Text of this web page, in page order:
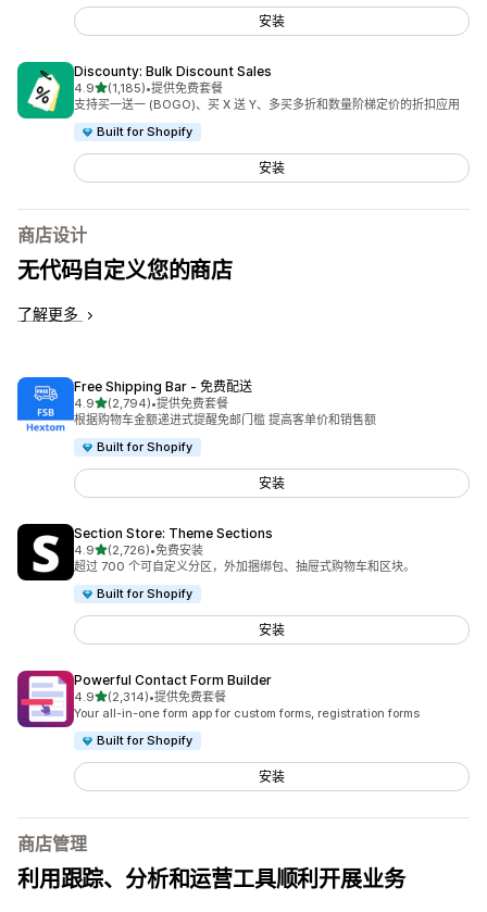
安装
Discounty: Bulk Discount Sales
4.9星（满分 5 星）
(1,185)
总共 1185 条评论
•提供免费套餐
支持买一送一 (BOGO)、买 X 送 Y、多买多折和数量阶梯定价的折扣应用
Built for Shopify
安装
商店设计
无代码自定义您的商店
了解更多
Free Shipping Bar ‑ 免费配送
4.9星（满分 5 星）
(2,794)
总共 2794 条评论
•提供免费套餐
根据购物车金额递进式提醒免邮门槛 提高客单价和销售额
Built for Shopify
安装
Section Store: Theme Sections
4.9星（满分 5 星）
(2,726)
总共 2726 条评论
•免费安装
超过 700 个可自定义分区，外加捆绑包、抽屉式购物车和区块。
Built for Shopify
安装
Powerful Contact Form Builder
4.9星（满分 5 星）
(2,314)
总共 2314 条评论
•提供免费套餐
Your all-in-one form app for custom forms, registration forms
Built for Shopify
安装
商店管理
利用跟踪、分析和运营工具顺利开展业务